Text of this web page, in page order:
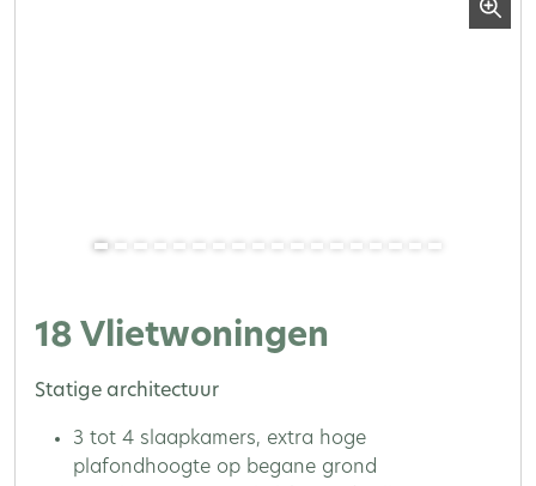
18 Vlietwoningen
Statige architectuur
3 tot 4 slaapkamers, extra hoge
plafondhoogte op begane grond